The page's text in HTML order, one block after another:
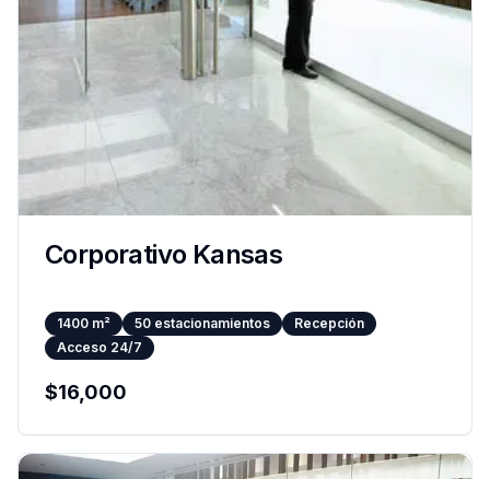
Corporativo Kansas
1400 m² 50 estacionamientos
Recepción
Acceso 24/7
$16,000